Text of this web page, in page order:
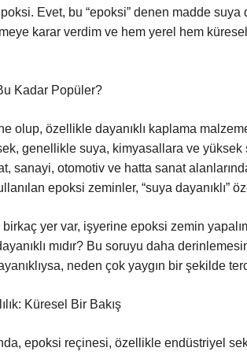
Evet, bu “epoksi” denen madde suya
karar verdim ve hem yerel hem
Kadar Popüler?
olup, özellikle dayanıklı kaplama
genellikle suya, kimyasallara ve yüksek
sanayi, otomotiv ve hatta sanat
epoksi zeminler, “suya dayanıklı”
birkaç yer var, işyerine epoksi zemin
mıdır? Bu soruyu daha
neden çok yaygın bir şekilde
Küresel Bir Bakış
epoksi reçinesi, özellikle endüstriyel